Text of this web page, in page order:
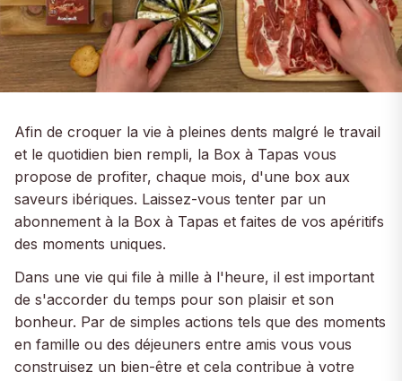
Afin de croquer la vie à pleines dents malgré le travail
et le quotidien bien rempli, la Box à Tapas vous
propose de profiter, chaque mois, d'une box aux
saveurs ibériques. Laissez-vous tenter par un
abonnement à la Box à Tapas et faites de vos apéritifs
des moments uniques.
Dans une vie qui file à mille à l'heure, il est important
de s'accorder du temps pour son plaisir et son
bonheur. Par de simples actions tels que des moments
en famille ou des déjeuners entre amis vous vous
construisez un bien-être et cela contribue à votre